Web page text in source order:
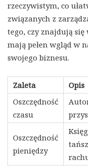
rzeczywistym, co
związanych z
tego, czy znajdują
mają pełen wgląd w
swojego biznesu.
Zaleta
Opis
Oszczędność
czasu
Oszczędność
pieniędzy